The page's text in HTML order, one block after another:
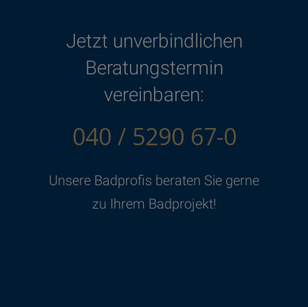
Jetzt unverbindlichen
Beratungstermin
vereinbaren:
040 / 5290 67-0
Unsere Badprofis beraten Sie gerne
zu Ihrem Badprojekt!